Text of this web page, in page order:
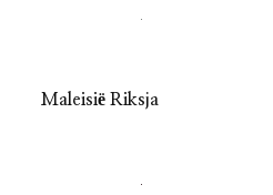
Maleisië Riksja